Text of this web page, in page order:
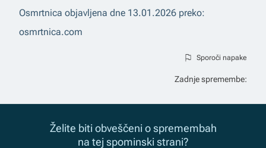
Osmrtnica objavljena dne 13.01.2026 preko:
osmrtnica.com
Sporoči napake
Zadnje spremembe:
Želite biti obveščeni o spremembah
na tej spominski strani?